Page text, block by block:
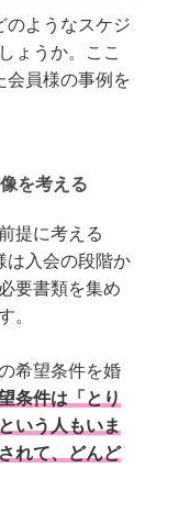
のようなスケジ
ょうか。ここ
会員様の事例を
を考える
提に考える
は入会の段階か
要書類を集め
。
希望条件を婚
条件は「とり
いう人もいま
れて、どんど